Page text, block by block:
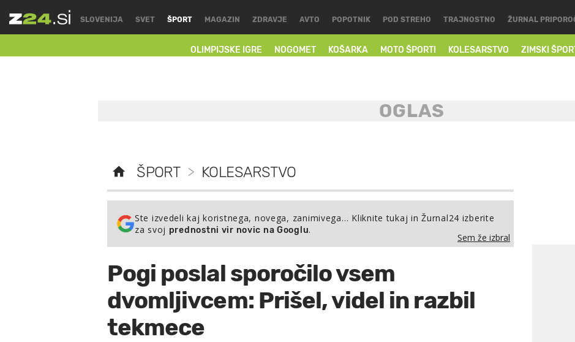
SLOVENIJA SVET ŠPORT
OLIMPIJSKE IGRE NOGOMET KOŠARKA MOTO ŠPORTI KOLESARSTVO ZIMSKI
MAGAZIN ZDRAVJE AVTO POPOTNIK POD STREHO TRAJNOSTNO ŽURNAL
ŠPORT > KOLESARSTVO
Ste izvedeli kaj koristnega, novega, zanimivega… Kliknite tukaj in Žurnal24 izberite
za svoj prednostni vir novic na Googlu.
Sem že izbral
Pogi poslal sporočilo vsem
dvomljivcem: Prišel, videl in razbil
tekmece